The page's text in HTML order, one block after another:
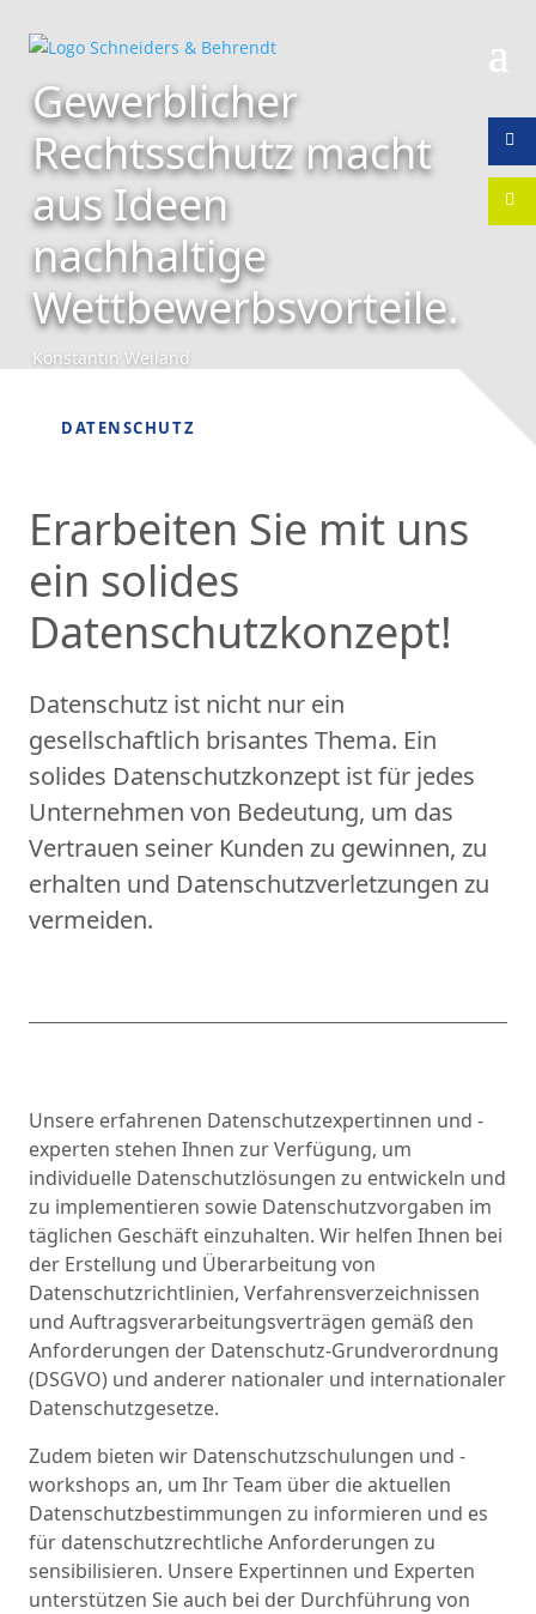
Gewerblicher
Rechtsschutz macht
aus Ideen
nachhaltige
Wettbewerbsvorteile.
Konstantin Weiland
DATENSCHUTZ
Erarbeiten Sie mit uns
ein solides
Datenschutzkonzept!
Datenschutz ist nicht nur ein
gesellschaftlich brisantes Thema. Ein
solides Datenschutzkonzept ist für jedes
Unternehmen von Bedeutung, um das
Vertrauen seiner Kunden zu gewinnen, zu
erhalten und Datenschutzverletzungen zu
vermeiden.
Unsere erfahrenen Datenschutzexpertinnen und -
experten stehen Ihnen zur Verfügung, um
individuelle Datenschutzlösungen zu entwickeln und
zu implementieren sowie Datenschutzvorgaben im
täglichen Geschäft einzuhalten. Wir helfen Ihnen bei
der Erstellung und Überarbeitung von
Datenschutzrichtlinien, Verfahrensverzeichnissen
und Auftragsverarbeitungsverträgen gemäß den
Anforderungen der Datenschutz-Grundverordnung
(DSGVO) und anderer nationaler und internationaler
Datenschutzgesetze.
Zudem bieten wir Datenschutzschulungen und -
workshops an, um Ihr Team über die aktuellen
Datenschutzbestimmungen zu informieren und es
für datenschutzrechtliche Anforderungen zu
sensibilisieren. Unsere Expertinnen und Experten
unterstützen Sie auch bei der Durchführung von

